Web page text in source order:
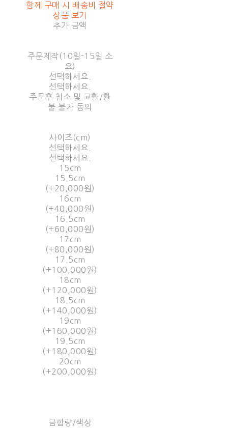
함께 구매 시 배송비 절약
상품 보기
추가 금액
주문제작(10일-15일 소
요)
선택하세요.
선택하세요.
주문후 취소 및 교환/환
불 불가 동의
사이즈(cm)
선택하세요.
선택하세요.
15cm
15.5cm
(+20,000원)
16cm
(+40,000원)
16.5cm
(+60,000원)
17cm
(+80,000원)
17.5cm
(+100,000원)
18cm
(+120,000원)
18.5cm
(+140,000원)
19cm
(+160,000원)
19.5cm
(+180,000원)
20cm
(+200,000원)
금함량/색상